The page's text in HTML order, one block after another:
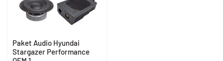
Paket Audio Hyundai
Stargazer Performance